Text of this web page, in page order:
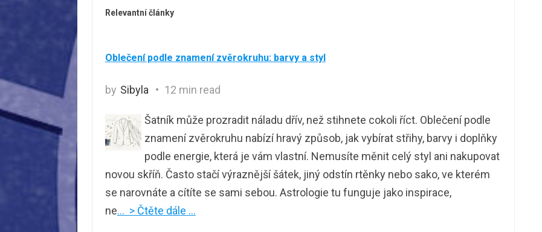
Relevantní články
Oblečení podle znamení zvěrokruhu: barvy a styl
by Sibyla 12 min read
Šatník může prozradit náladu dřív, než stihnete cokoli říct. Oblečení podle
znamení zvěrokruhu nabízí hravý způsob, jak vybírat střihy, barvy i doplňky
podle energie, která je vám vlastní. Nemusíte měnit celý styl ani nakupovat
novou skříň. Často stačí výraznější šátek, jiný odstín rtěnky nebo sako, ve kterém
se narovnáte a cítíte se sami sebou. Astrologie tu funguje jako inspirace,
ne… > Čtěte dále …